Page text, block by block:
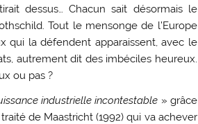
dessus… Chacun sait désormais le
Tout le mensonge de l’Europe
qui la défendent apparaissent, avec le
autrement dit des imbéciles heureux.
ou pas ?
industrielle incontestable » grâce
de Maastricht (1992) qui va achever